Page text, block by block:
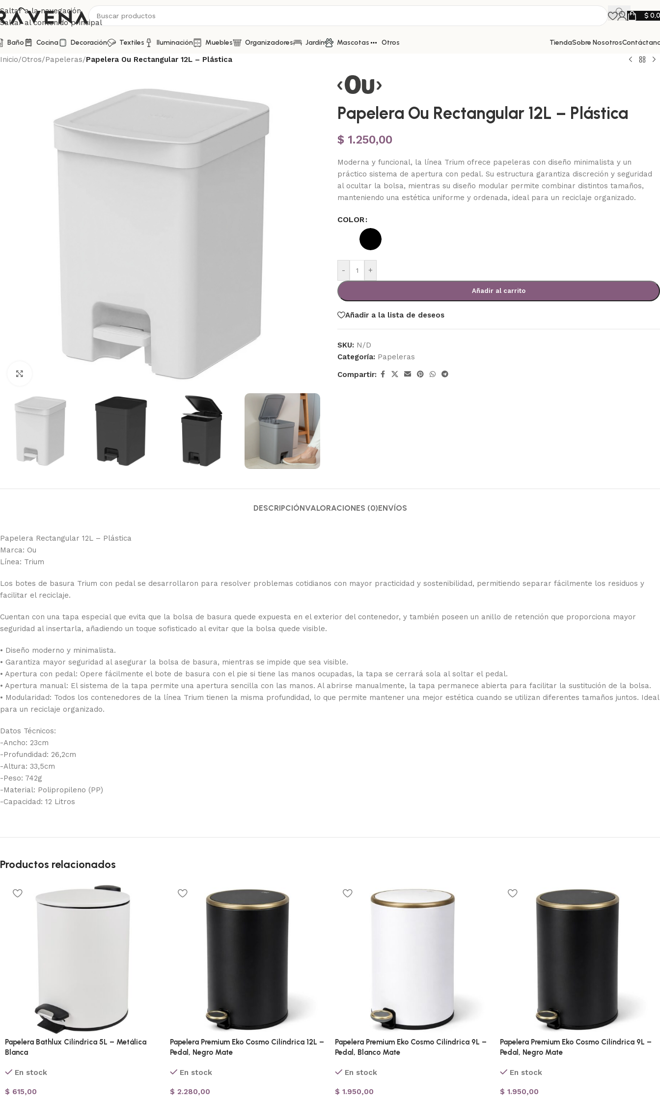
Saltar a la navegación
Saltar al contenido principal
$
Baño Cocina Decoración Textiles Iluminación Muebles Organizadores Jardín Mascotas Otros TiendaSobre Nosotros
Inicio/Otros/Papeleras/Papelera Ou Rectangular 12L – Plástica
Papelera Ou Rectangular 12L – Plástica
$ 1.250,00
Moderna y funcional, la línea Trium ofrece papeleras con diseño minimalista y un
práctico sistema de apertura con pedal. Su estructura garantiza discreción y seguridad
al ocultar la bolsa, mientras su diseño modular permite combinar distintos tamaños,
manteniendo una estética uniforme y ordenada, ideal para un reciclaje organizado.
COLOR
- +
Añadir al carrito
Añadir a la lista de deseos
SKU: N/D
Categoría: Papeleras
Compartir:
DESCRIPCIÓNVALORACIONES (0)ENVÍOS
Papelera Rectangular 12L – Plástica
Marca: Ou
Línea: Trium
Los botes de basura Trium con pedal se desarrollaron para resolver problemas cotidianos con mayor practicidad y sostenibilidad, permitiendo separar fácilmente los residuos y
facilitar el reciclaje.
Cuentan con una tapa especial que evita que la bolsa de basura quede expuesta en el exterior del contenedor, y también poseen un anillo de retención que proporciona mayor
seguridad al insertarla, añadiendo un toque sofisticado al evitar que la bolsa quede visible.
• Diseño moderno y minimalista.
• Garantiza mayor seguridad al asegurar la bolsa de basura, mientras se impide que sea visible.
• Apertura con pedal: Opere fácilmente el bote de basura con el pie si tiene las manos ocupadas, la tapa se cerrará sola al soltar el pedal.
• Apertura manual: El sistema de la tapa permite una apertura sencilla con las manos. Al abrirse manualmente, la tapa permanece abierta para facilitar la sustitución de la bolsa.
• Modularidad: Todos los contenedores de la línea Trium tienen la misma profundidad, lo que permite mantener una mejor estética cuando se utilizan diferentes tamaños juntos. Ideal
para un reciclaje organizado.
Datos Técnicos:
-Ancho: 23cm
-Profundidad: 26,2cm
-Altura: 33,5cm
-Peso: 742g
-Material: Polipropileno (PP)
-Capacidad: 12 Litros
Productos relacionados
Papelera Bathlux Cilíndrica 5L – Metálica
Blanca
En stock
$ 615,00
Papelera Premium Eko Cosmo Cilíndrica 12L –
Pedal, Negro Mate
En stock
$ 2.280,00
Papelera Premium Eko Cosmo Cilíndrica 9L –
Pedal, Blanco Mate
En stock
$ 1.950,00
Papelera Premium Eko Cosmo Cilíndrica 9L –
Pedal, Negro Mate
En stock
$ 1.950,00